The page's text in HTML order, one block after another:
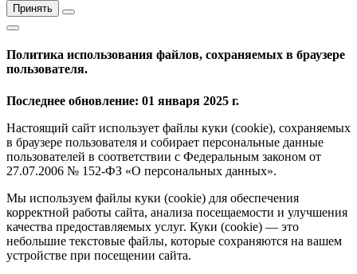
Принять
Политика использования файлов, сохраняемых в браузере
пользователя.
Последнее обновление: 01 января 2025 г.
Настоящий сайт использует файлы куки (cookie), сохраняемых
в браузере пользователя и собирает персональные данные
пользователей в соответствии с Федеральным законом от
27.07.2006 № 152-ФЗ «О персональных данных».
Мы используем файлы куки (cookie) для обеспечения
корректной работы сайта, анализа посещаемости и улучшения
качества предоставляемых услуг. Куки (cookie) — это
небольшие текстовые файлы, которые сохраняются на вашем
устройстве при посещении сайта.